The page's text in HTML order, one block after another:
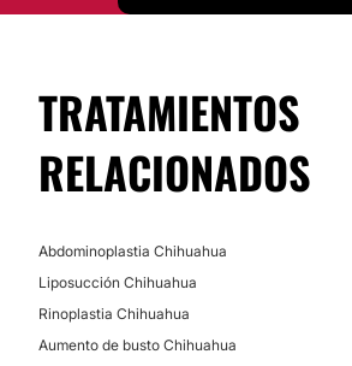
CONTACTAR
Procedimiento se realiza con laser Co2
Desde:$ 4,000hasta
TRATAMIENTOS
RELACIONADOS
Abdominoplastia Chihuahua
Liposucción Chihuahua
Rinoplastia Chihuahua
Aumento de busto Chihuahua